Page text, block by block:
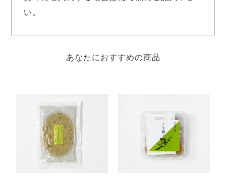
い。
あなたにおすすめの商品